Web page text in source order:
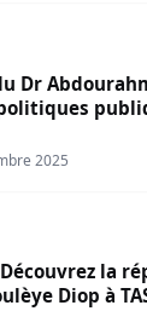
Dr
2025
la
Diop à